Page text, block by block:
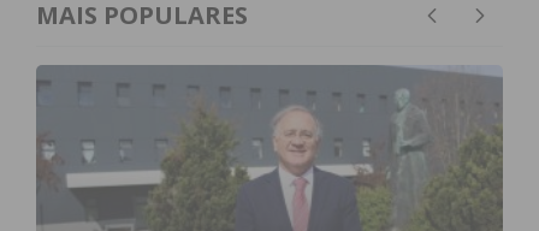
MAIS POPULARES